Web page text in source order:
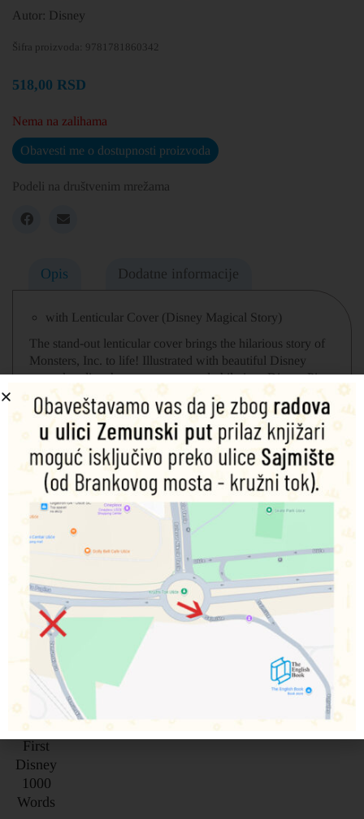
Autor: Disney
Šifra proizvoda: 9781781860342
518,00 RSD
Nema na zalihama
Obavesti me o dostupnosti proizvoda
Podeli na društvenim mrežama
Opis Dodatne informacije
with Lenticular Cover (Disney Magical Story)
The stand-out lenticular cover brings the hilarious story of
Monsters, Inc. to life! Illustrated with beautiful Disney
artwork, relive the story monstrously hilarious Disney Pixar
hit film!
Povezani proizvodi
My
First
Disney
1000
Words